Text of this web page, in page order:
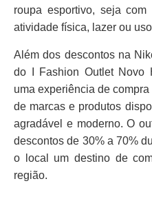
roupa esportivo, seja
atividade física, lazer ou
Além dos descontos na
do I Fashion Outlet Novo
uma experiência de
de marcas e produtos
agradável e moderno. O
descontos de 30% a 70%
o local um destino de
região.